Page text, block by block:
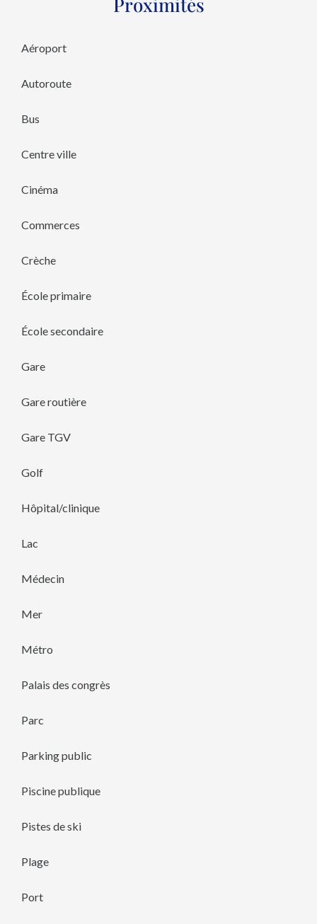
Aéroport
Autoroute
Bus
Centre ville
Cinéma
Commerces
Crèche
École primaire
École secondaire
Gare
Gare routière
Gare TGV
Golf
Hôpital/clinique
Lac
Médecin
Mer
Métro
Palais des congrès
Parc
Parking public
Piscine publique
Pistes de ski
Plage
Port